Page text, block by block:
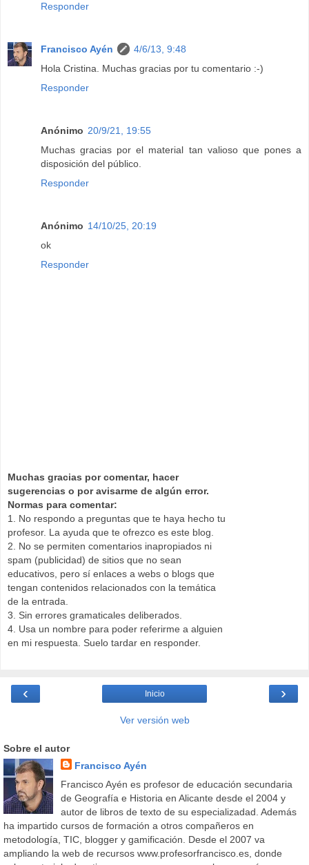
Responder
Francisco Ayén
4/6/13, 9:48
Hola Cristina. Muchas gracias por tu comentario :-)
Responder
Anónimo 20/9/21, 19:55
Muchas gracias por el material tan valioso que pones a
disposición del público.
Responder
Anónimo 14/10/25, 20:19
ok
Responder
Muchas gracias por comentar, hacer
sugerencias o por avisarme de algún error.
Normas para comentar:
1. No respondo a preguntas que te haya hecho tu
profesor. La ayuda que te ofrezco es este blog.
2. No se permiten comentarios inapropiados ni
spam (publicidad) de sitios que no sean
educativos, pero sí enlaces a webs o blogs que
tengan contenidos relacionados con la temática
de la entrada.
3. Sin errores gramaticales deliberados.
4. Usa un nombre para poder referirme a alguien
en mi respuesta. Suelo tardar en responder.
‹ ›
Inicio
Ver versión web
Sobre el autor
Francisco Ayén
Francisco Ayén es profesor de educación secundaria
de Geografía e Historia en Alicante desde el 2004 y
autor de libros de texto de su especializadad. Además
ha impartido cursos de formación a otros compañeros en
metodología, TIC, blogger y gamificación. Desde el 2007 va
ampliando la web de recursos www.profesorfrancisco.es, donde